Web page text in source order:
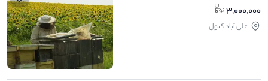
3,000,000
علی آباد کتول